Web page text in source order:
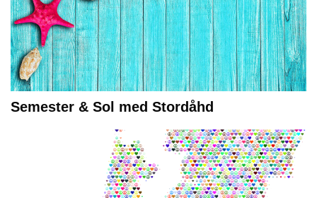
Semester & Sol med Stordåhd